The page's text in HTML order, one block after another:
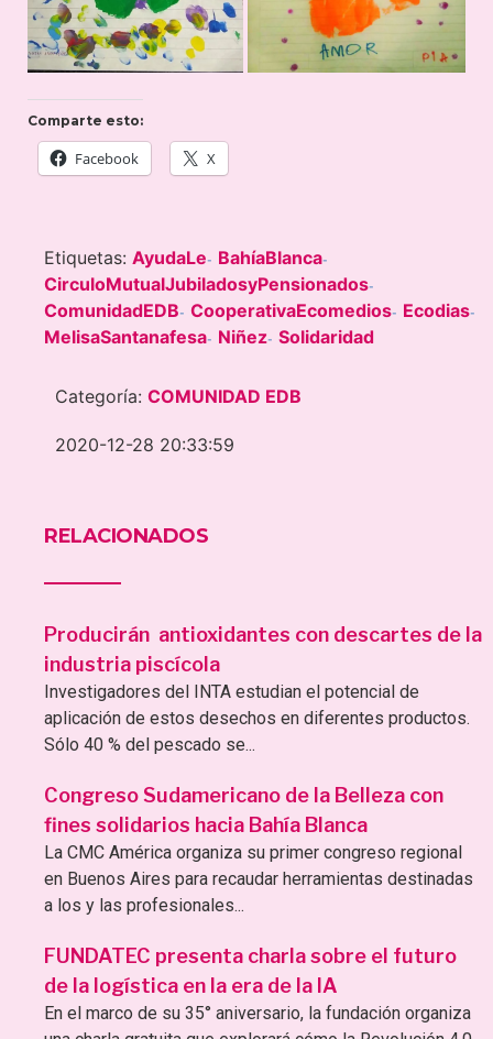
Comparte esto:
Facebook X
Etiquetas: AyudaLe- BahíaBlanca-
CirculoMutualJubiladosyPensionados-
ComunidadEDB- CooperativaEcomedios- Ecodias-
MelisaSantanafesa- Niñez- Solidaridad
Categoría: COMUNIDAD EDB
2020-12-28 20:33:59
RELACIONADOS
Producirán antioxidantes con descartes de la
industria piscícola
Investigadores del INTA estudian el potencial de
aplicación de estos desechos en diferentes productos.
Sólo 40 % del pescado se...
Congreso Sudamericano de la Belleza con
fines solidarios hacia Bahía Blanca
La CMC América organiza su primer congreso regional
en Buenos Aires para recaudar herramientas destinadas
a los y las profesionales...
FUNDATEC presenta charla sobre el futuro
de la logística en la era de la IA
En el marco de su 35° aniversario, la fundación organiza